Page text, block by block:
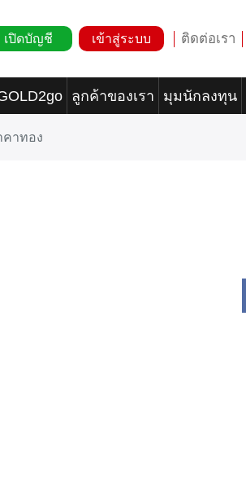
เปิดบัญชี เข้าสู่ระบบ ติดต่อเรา
ลูกค้าของเรา มุมนักลงทุน
าทอง